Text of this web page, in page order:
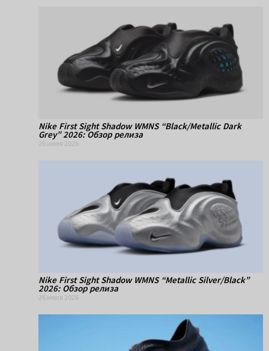
Nike First Sight Shadow WMNS “Black/Metallic Dark
Grey” 2026: Обзор релиза
26 июля 2026
Nike First Sight Shadow WMNS “Metallic Silver/Black”
2026: Обзор релиза
26 июля 2026